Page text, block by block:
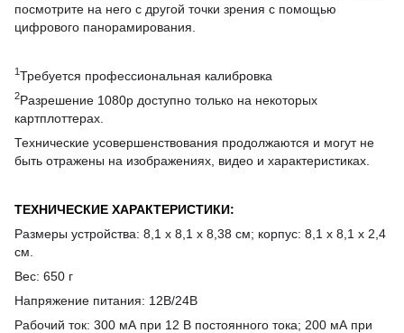
посмотрите на него с другой точки зрения с помощью
цифрового панорамирования.
1 Требуется профессиональная калибровка
2Разрешение 1080p доступно только на некоторых
картплоттерах.
Технические усовершенствования продолжаются и могут не
быть отражены на изображениях, видео и характеристиках.
ТЕХНИЧЕСКИЕ ХАРАКТЕРИСТИКИ:
Размеры устройства: 8,1 x 8,1 x 8,38 см; корпус: 8,1 x 8,1 x 2,4
см.
Вес: 650 г
Напряжение питания: 12В/24В
Рабочий ток: 300 мА при 12 В постоянного тока; 200 мА при